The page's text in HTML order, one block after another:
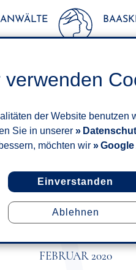
verwenden
der Website benutzen
Sie in unserer
möchten wir
Einverstanden
Ablehnen
FÜR
FEBRUAR 2020